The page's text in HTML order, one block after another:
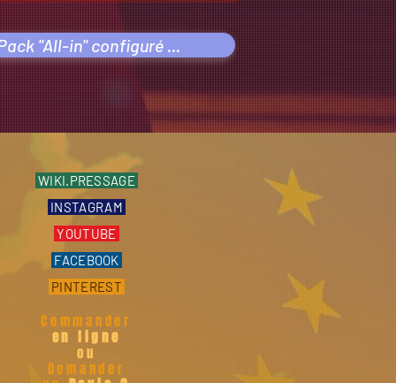
"All-in" configuré ...
WIKI.PRESSAGE
INSTAGRAM
YOUTUBE
FACEBOOK
PINTEREST
Commander
en ligne
ou
Demander